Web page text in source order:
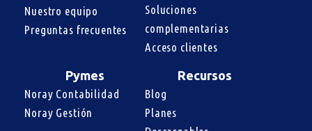
Nuestro equipo
Preguntas frecuentes
Soluciones
complementarias
Acceso clientes
Pymes
Noray Contabilidad
Noray Gestión
Recursos
Blog
Planes